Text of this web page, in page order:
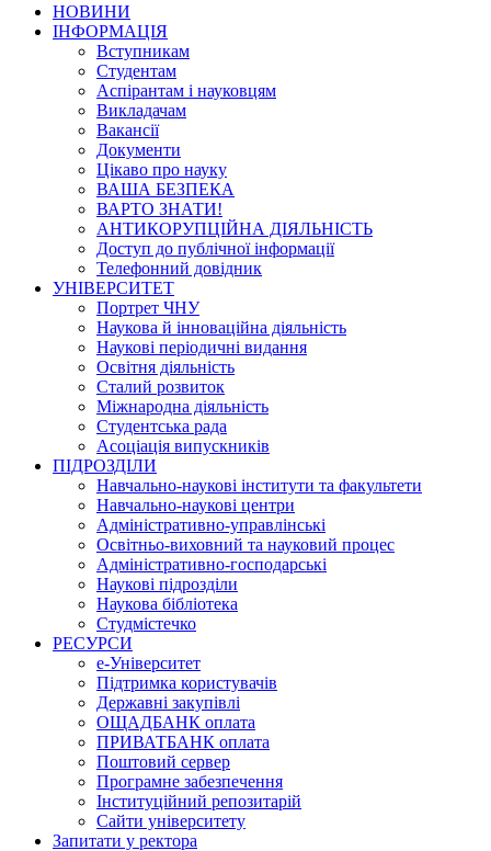
НОВИНИ
ІНФОРМАЦІЯ
Вступникам
Студентам
Аспірантам і науковцям
Викладачам
Вакансії
Документи
Цікаво про науку
ВАША БЕЗПЕКА
ВАРТО ЗНАТИ!
АНТИКОРУПЦІЙНА ДІЯЛЬНІСТЬ
Доступ до публічної інформації
Телефонний довідник
УНІВЕРСИТЕТ
Портрет ЧНУ
Наукова й інноваційна діяльність
Наукові періодичні видання
Освітня діяльність
Сталий розвиток
Міжнародна діяльність
Студентська рада
Асоціація випускників
ПІДРОЗДІЛИ
Навчально-наукові інститути та факультети
Навчально-наукові центри
Адміністративно-управлінські
Освітньо-виховний та науковий процес
Адміністративно-господарські
Наукові підрозділи
Наукова бібліотека
Студмістечко
РЕСУРСИ
е-Університет
Підтримка користувачів
Державні закупівлі
ОЩАДБАНК оплата
ПРИВАТБАНК оплата
Поштовий сервер
Програмне забезпечення
Інституційний репозитарій
Сайти університету
Запитати у ректора